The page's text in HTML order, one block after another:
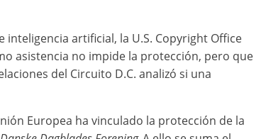
artificial, la U.S. Copyright Office
asistencia no impide la protección, pero que
del Circuito D.C. analizó si una
Europea ha vinculado la protección de la